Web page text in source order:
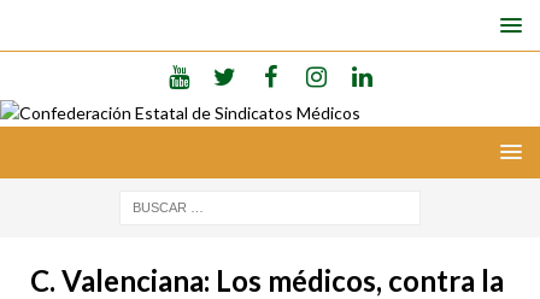
C. Valenciana: Los médicos, contra la